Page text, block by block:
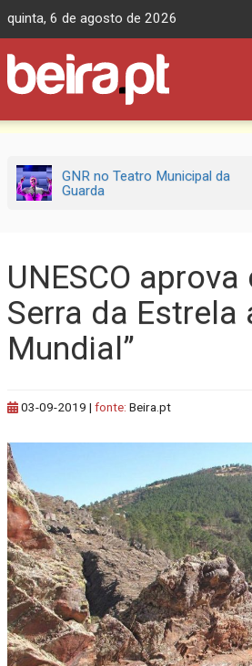
quinta, 6 de agosto de 2026
GNR no Teatro Municipal da
Guarda
UNESCO
Serra da Estrela
Mundial”
03-09-2019 | fonte: Beira.pt